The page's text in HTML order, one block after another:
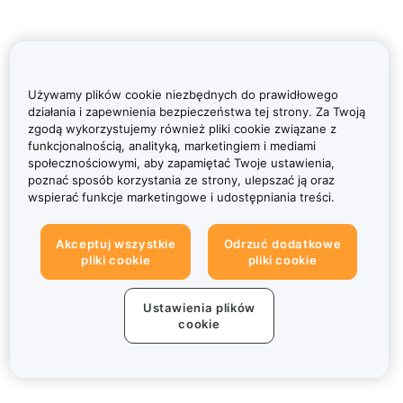
Używamy plików cookie niezbędnych do prawidłowego
działania i zapewnienia bezpieczeństwa tej strony. Za Twoją
zgodą wykorzystujemy również pliki cookie związane z
funkcjonalnością, analityką, marketingiem i mediami
społecznościowymi, aby zapamiętać Twoje ustawienia,
poznać sposób korzystania ze strony, ulepszać ją oraz
wspierać funkcje marketingowe i udostępniania treści.
Akceptuj wszystkie
pliki cookie
Odrzuć dodatkowe
pliki cookie
Ustawienia plików
cookie